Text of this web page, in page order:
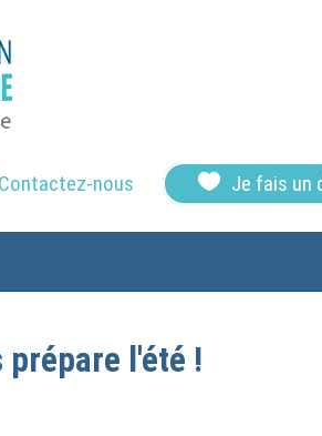
Contactez-nous  Je fais un
prépare l'été !